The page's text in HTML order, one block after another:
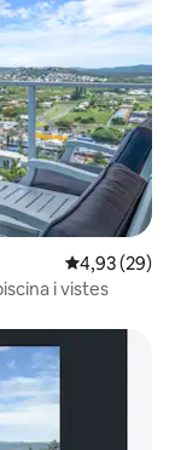
4,93 de
4,93 (29)
i vistes